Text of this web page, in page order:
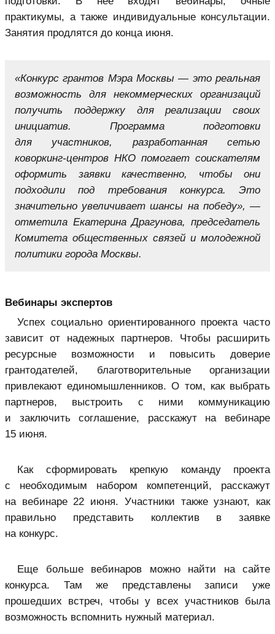
практикумы, а также индивидуальные консультации.
Занятия продлятся до конца июня.
«Конкурс грантов Мэра Москвы — это реальная
возможность для некоммерческих организаций
получить поддержку для реализации своих
инициатив. Программа подготовки
для участников, разработанная сетью
коворкинг-центров НКО помогает соискателям
оформить заявки качественно, чтобы они
подходили под требования конкурса. Это
значительно увеличивает шансы на победу», —
отметила Екатерина Драгунова, председатель
Комитета общественных связей и молодежной
политики города Москвы.
Вебинары экспертов
Успех социально ориентированного проекта часто
зависит от надежных партнеров. Чтобы расширить
ресурсные возможности и повысить доверие
грантодателей, благотворительные организации
привлекают единомышленников. О том, как выбрать
партнеров, выстроить с ними коммуникацию
и заключить соглашение, расскажут на вебинаре
15 июня.
Как сформировать крепкую команду проекта
с необходимым набором компетенций, расскажут
на вебинаре 22 июня. Участники также узнают, как
правильно представить коллектив в заявке
на конкурс.
Еще больше вебинаров можно найти на сайте
конкурса. Там же представлены записи уже
прошедших встреч, чтобы у всех участников была
возможность вспомнить нужный материал.